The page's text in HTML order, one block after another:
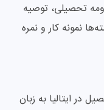
تحصیلی، توصیه
نمونه کار و نمره
در ایتالیا به زبان